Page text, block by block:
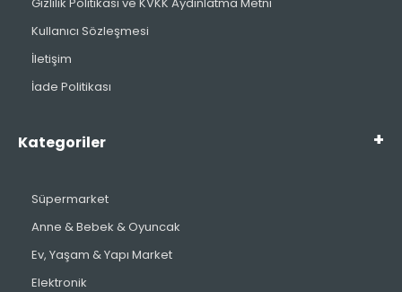
Kullanıcı Sözleşmesi
İletişim
İade Politikası
Kategoriler
Süpermarket
Anne & Bebek & Oyuncak
Ev, Yaşam & Yapı Market
Elektronik